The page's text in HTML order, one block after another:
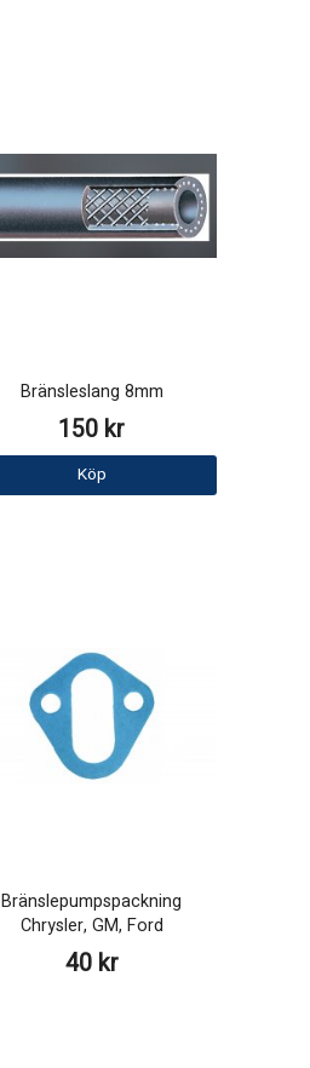
Bränsleslang 8mm
150 kr
Köp
Bränslepumpspackning
Chrysler, GM, Ford
40 kr